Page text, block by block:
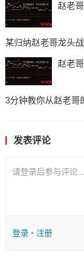
赵老
某归纳赵老哥龙头
赵老
3分钟教你从赵老哥
发表评论
请登录后参与评论...
登录• 注册